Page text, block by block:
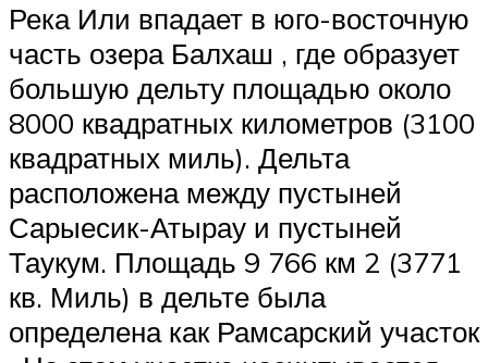
Река Или впадает в юго-восточную
часть озера Балхаш , где образует
большую дельту площадью около
8000 квадратных километров (3100
квадратных миль). Дельта
расположена между пустыней
Сарыесик-Атырау и пустыней
Таукум. Площадь 9 766 км 2 (3771
кв. Миль) в дельте была
определена как Рамсарский участок